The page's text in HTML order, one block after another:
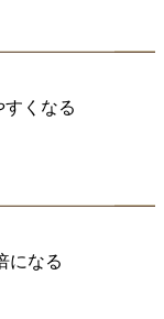
くなる
になる